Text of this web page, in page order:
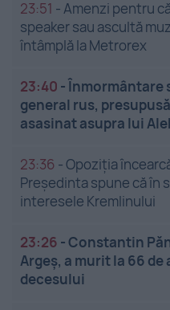
23:51 -Amenzi pentru
speaker sau ascultă
întâmplă la Metrorex
23:40 -Înmormântare
general rus,
asasinat asupra lui
23:36 -Opoziția
Președinta spune că în
interesele Kremlinului
23:26 -Constantin
Argeș, a murit la 66
decesului